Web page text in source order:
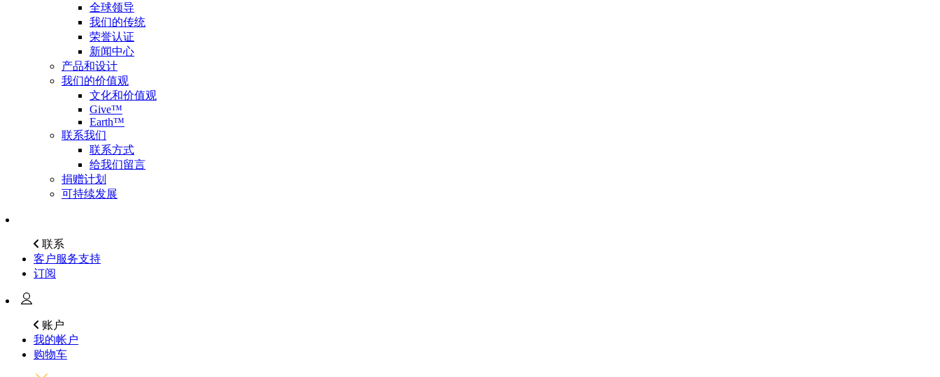
全球领导
我们的传统
荣誉认证
新闻中心
产品和设计
我们的价值观
文化和价值观
Give™
Earth™
联系我们
联系方式
给我们留言
捐赠计划
可持续发展
联系
客户服务支持
订阅
账户
我的帐户
购物车